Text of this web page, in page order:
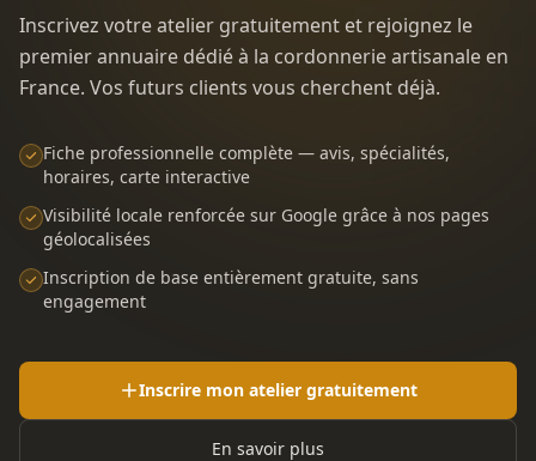
Inscrivez votre atelier gratuitement et rejoignez le
premier annuaire dédié à la cordonnerie artisanale en
France. Vos futurs clients vous cherchent déjà.
Fiche professionnelle complète — avis, spécialités,
horaires, carte interactive
Visibilité locale renforcée sur Google grâce à nos pages
géolocalisées
Inscription de base entièrement gratuite, sans
engagement
Inscrire mon atelier gratuitement
En savoir plus